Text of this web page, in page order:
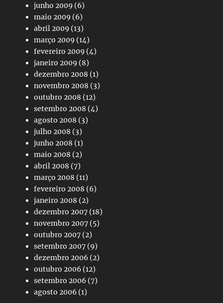
junho 2009 (6)
maio 2009 (6)
abril 2009 (13)
março 2009 (14)
fevereiro 2009 (4)
janeiro 2009 (8)
dezembro 2008 (1)
novembro 2008 (3)
outubro 2008 (12)
setembro 2008 (4)
agosto 2008 (3)
julho 2008 (3)
junho 2008 (1)
maio 2008 (2)
abril 2008 (7)
março 2008 (11)
fevereiro 2008 (6)
janeiro 2008 (2)
dezembro 2007 (18)
novembro 2007 (5)
outubro 2007 (2)
setembro 2007 (9)
dezembro 2006 (2)
outubro 2006 (12)
setembro 2006 (7)
agosto 2006 (1)